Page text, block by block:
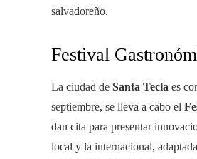
salvadoreño.
Festival
La ciudad de Santa Tecla es
septiembre, se lleva a cabo el
dan cita para presentar
local y la internacional,